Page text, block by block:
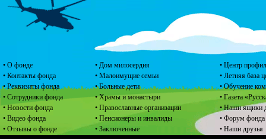
• О фонде
• Контакты фонда
• Реквизиты фонда
• Сотрудники фонда
• Новости фонда
• Видео фонда
• Отзывы о фонде
• Дом милосердия
• Малоимущие семьи
• Больные дети
• Храмы и монастыри
• Православные организации
• Пенсионеры и инвалиды
• Заключенные
• Центр
• Летняя база
• Обучение
• Газета
• Наши ящики
• Форум фонда
• Наши друзья